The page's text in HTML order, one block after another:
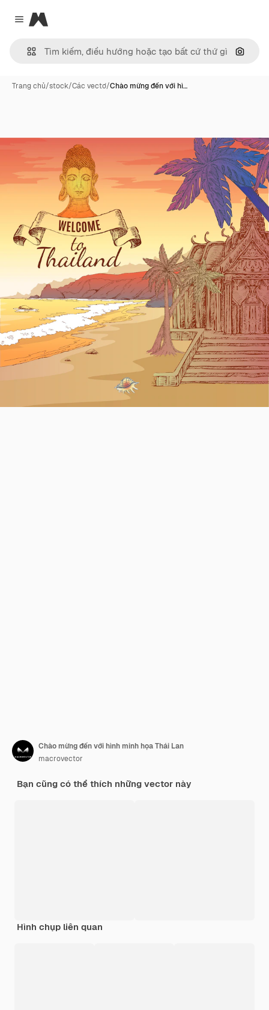
Close menu
Magnific
Tìm
Trang chủ/stock/Các vectơ/Chào mừng đến với hì…
Chào mừng đến với hình minh họa Thái Lan
macrovector
Bạn cũng có thể thích những vector này
Hình chụp liên quan